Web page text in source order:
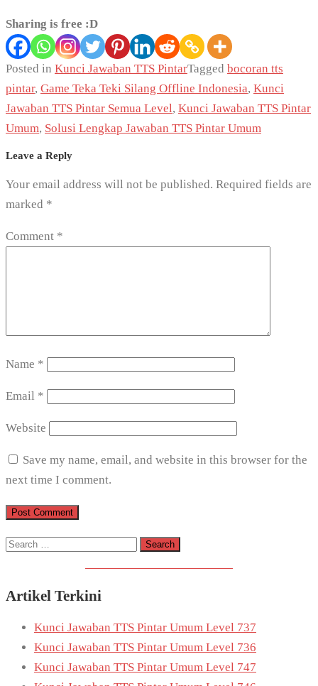
Sharing is free :D
Posted in Kunci Jawaban TTS PintarTagged bocoran tts
pintar, Game Teka Teki Silang Offline Indonesia, Kunci
Jawaban TTS Pintar Semua Level, Kunci Jawaban TTS Pintar
Umum, Solusi Lengkap Jawaban TTS Pintar Umum
Leave a Reply
Your email address will not be published. Required fields are
marked *
Comment *
Name *
Email *
Website
Save my name, email, and website in this browser for the
next time I comment.
Search
Artikel Terkini
Kunci Jawaban TTS Pintar Umum Level 737
Kunci Jawaban TTS Pintar Umum Level 736
Kunci Jawaban TTS Pintar Umum Level 747